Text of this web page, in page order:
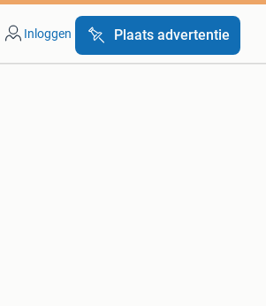
Inloggen Plaats advertentie